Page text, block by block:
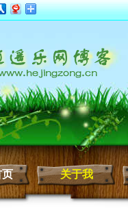
关于我